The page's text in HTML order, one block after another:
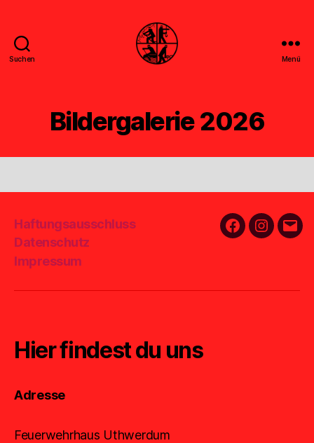
Suchen Menü
Bildergalerie 2026
Haftungsausschluss
Datenschutz
Impressum
FacebookE-
Hier findest du uns
Adresse
Feuerwehrhaus Uthwerdum